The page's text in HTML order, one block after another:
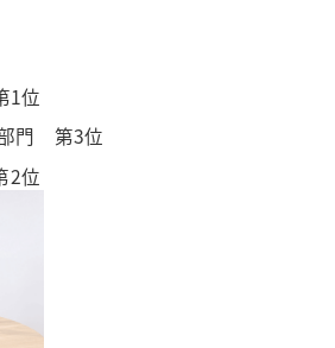
1位
部門 第3位
2位